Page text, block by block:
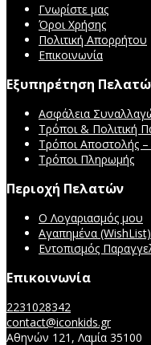
Γνωρίστε μας
Όροι Χρήσης
Πολιτική Απορρήτου
Επικοινωνία
Εξυπηρέτηση
Ασφάλεια
Τρόποι & Πολιτική
Τρόποι Αποστολής
Τρόποι Πληρωμής
Περιοχή Πελατών
Ο Λογαριασμός μου
Αγαπημένα (WishList)
Εντοπισμός
Επικοινωνία
2231028342
contact@iconkids.gr
Αθηνών 121, Λαμία 35100